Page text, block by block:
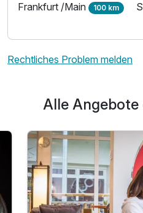
Frankfurt /Main 100 km
Rechtliches Problem melden
Alle Angebote